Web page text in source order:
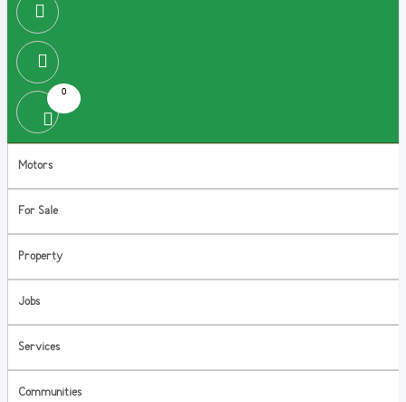
0
Motors
For Sale
Property
Jobs
Services
Communities